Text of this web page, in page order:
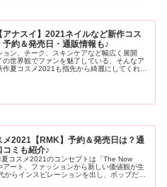
アナスイ】2021ネイルなど新作コス
予約＆発売日・通販情報も♪
ョン、チーク、スキンケアなど幅広く展開
の世界観でファンを魅了している、そんなア
作夏コスメ2021も指先から綺麗にしてくれる
。確実にGetしたい人は必見ですよ。
メ2021【RMK】予約＆発売日は？通
コミも紹介♪
コスメ2021のコンセプトは「The Now
アート、ファッションから新しい価値観が生
からインスピレーションを出し、ポップだけ